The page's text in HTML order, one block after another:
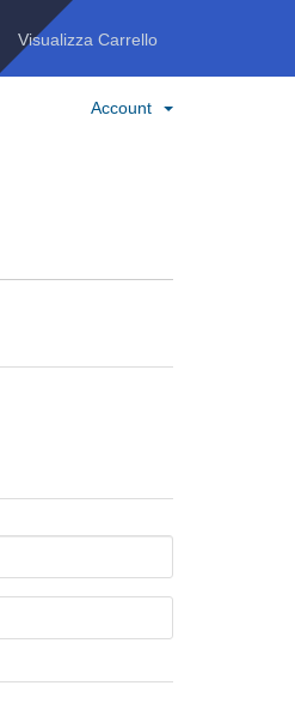
Visualizza Carrello
Account